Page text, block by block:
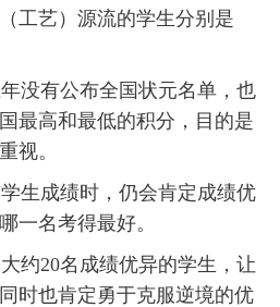
信息化 数据
新华广播
新华电视英文 返回PC
工艺）源流的学生分别是
没有公布全国状元名单，也
最高和最低的积分，目的是
视。
生成绩时，仍会肯定成绩优
一名考得最好。
约20名成绩优异的学生，让
时也肯定勇于克服逆境的优